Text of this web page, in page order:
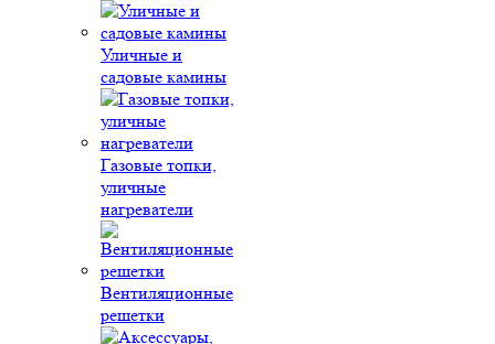
Уличные и
садовые камины
Газовые топки,
уличные
нагреватели
Вентиляционные
решетки